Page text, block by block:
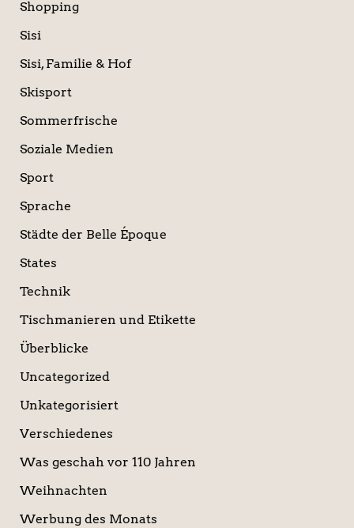
Shopping
Sisi
Sisi, Familie & Hof
Skisport
Sommerfrische
Soziale Medien
Sport
Sprache
Städte der Belle Époque
States
Technik
Tischmanieren und Etikette
Überblicke
Uncategorized
Unkategorisiert
Verschiedenes
Was geschah vor 110 Jahren
Weihnachten
Werbung des Monats